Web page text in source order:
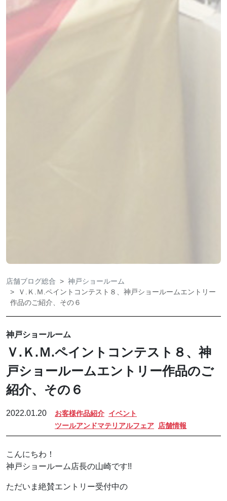
店舗ブログ総合
神戸ショールーム
Ｖ.Ｋ.Ｍ.ペイントコンテスト８、神戸ショールームエントリー
作品のご紹介、その６
神戸ショールーム
Ｖ.Ｋ.Ｍ.ペイントコンテスト８、神
戸ショールームエントリー作品のご
紹介、その６
2022.01.20 お客様作品紹介 イベント
ツールアンドマテリアルフェア
店舗情報
こんにちわ！
神戸ショールーム店長の山崎です!!
ただいま絶賛エントリー受付中の